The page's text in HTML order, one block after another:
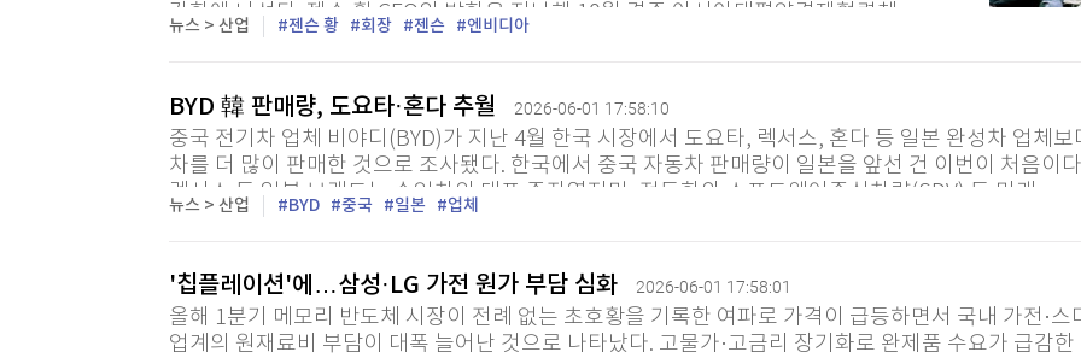
강화에 나선다. 젠슨 황 CEO의 방한은 지난해 10월 경주 아시아태평양경제협력체
(APEC) CEO 서밋 참석 이후 7개월 만이다. 그는 오는 7일 국내 프로야구...
뉴스 > 산업 젠슨 황 회장 젠슨 엔비디아
BYD 韓 판매량, 도요타·혼다 추월 2026-06-01 17:58:10
중국 전기차 업체 비야디(BYD)가 지난 4월 한국 시장에서 도요타, 렉서스, 혼다 등 일본 완성차 업체보
차를 더 많이 판매한 것으로 조사됐다. 한국에서 중국 자동차 판매량이 일본을 앞선 건 이번이 처음이
렉서스 등 일본 브랜드는 수입차의 대표 주자였지만, 전동화와 소프트웨어중심차량(SDV) 등 미래...
뉴스 > 산업 BYD 중국 일본 업체
'칩플레이션'에…삼성·LG 가전 원가 부담 심화 2026-06-01 17:58:01
올해 1분기 메모리 반도체 시장이 전례 없는 초호황을 기록한 여파로 가격이 급등하면서 국내 가전·스
업계의 원재료비 부담이 대폭 늘어난 것으로 나타났다. 고물가·고금리 장기화로 완제품 수요가 급감한